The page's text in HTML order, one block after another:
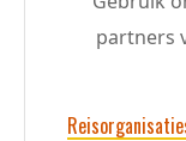
partners